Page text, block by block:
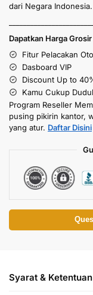
dari Negara Indonesia.
Dapatkan Harga
Fitur Pelacakan
Dasboard VIP
Discount Up to
Kamu Cukup
Program Reseller
pusing pikirin kantor,
yang atur. Daftar Disini
Syarat & Ketentuan